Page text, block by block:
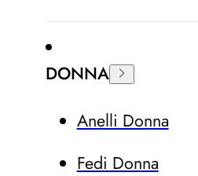
DONNA
Anelli Donna
Fedi Donna